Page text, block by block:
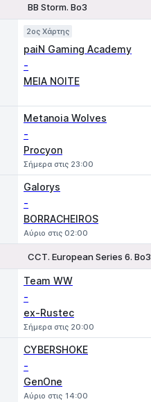
BB Storm. Bo3
2ος Χάρτης
paiN Gaming Academy
-
MEIA NOITE
Metanoia Wolves
-
Procyon
Σήμερα στις 23:00
Galorys
-
BORRACHEIROS
Αύριο στις 02:00
CCT. European Series 6. Bo3
Team WW
-
ex-Rustec
Σήμερα στις 20:00
CYBERSHOKE
-
GenOne
Αύριο στις 14:00